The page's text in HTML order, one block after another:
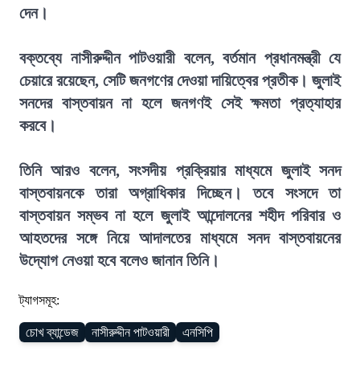
দেন।
বক্তব্যে নাসীরুদ্দীন পাটওয়ারী বলেন, বর্তমান প্রধানমন্ত্রী যে
চেয়ারে রয়েছেন, সেটি জনগণের দেওয়া দায়িত্বের প্রতীক। জুলাই
সনদের বাস্তবায়ন না হলে জনগণই সেই ক্ষমতা প্রত্যাহার
করবে।
তিনি আরও বলেন, সংসদীয় প্রক্রিয়ার মাধ্যমে জুলাই সনদ
বাস্তবায়নকে তারা অগ্রাধিকার দিচ্ছেন। তবে সংসদে তা
বাস্তবায়ন সম্ভব না হলে জুলাই আন্দোলনের শহীদ পরিবার ও
আহতদের সঙ্গে নিয়ে আদালতের মাধ্যমে সনদ বাস্তবায়নের
উদ্যোগ নেওয়া হবে বলেও জানান তিনি।
ট্যাগসমূহ:
চোখ ব্যান্ডেজ নাসীরুদ্দীন পাটওয়ারী এনসিপি